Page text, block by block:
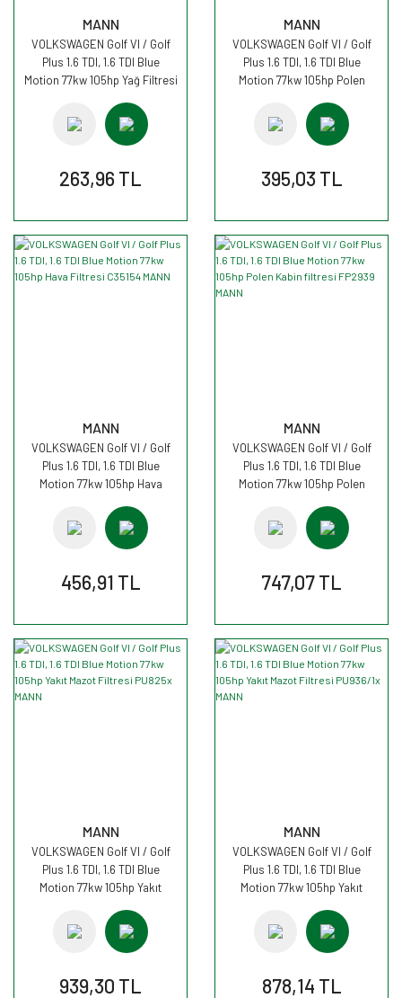
MANN
VOLKSWAGEN Golf VI / Golf
Plus 1.6 TDI, 1.6 TDI Blue
Motion 77kw 105hp Yağ Filtresi
263,96 TL
MANN
VOLKSWAGEN Golf VI / Golf
Plus 1.6 TDI, 1.6 TDI Blue
Motion 77kw 105hp Polen
395,03 TL
MANN
VOLKSWAGEN Golf VI / Golf
Plus 1.6 TDI, 1.6 TDI Blue
Motion 77kw 105hp Hava
456,91 TL
MANN
VOLKSWAGEN Golf VI / Golf
Plus 1.6 TDI, 1.6 TDI Blue
Motion 77kw 105hp Polen
747,07 TL
MANN
VOLKSWAGEN Golf VI / Golf
Plus 1.6 TDI, 1.6 TDI Blue
Motion 77kw 105hp Yakıt
939,30 TL
MANN
VOLKSWAGEN Golf VI / Golf
Plus 1.6 TDI, 1.6 TDI Blue
Motion 77kw 105hp Yakıt
878,14 TL